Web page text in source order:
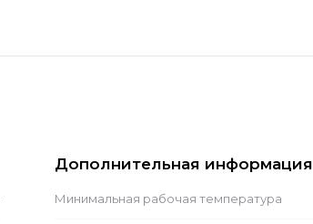
Дополнительная информация
Минимальная рабочая температура